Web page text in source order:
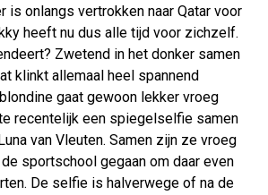
is onlangs vertrokken naar Qatar voor
heeft nu dus alle tijd voor zichzelf.
Zwetend in het donker samen
klinkt allemaal heel spannend
gaat gewoon lekker vroeg
recentelijk een spiegelselfie samen
van Vleuten. Samen zijn ze vroeg
sportschool gegaan om daar even
De selfie is halverwege of na de